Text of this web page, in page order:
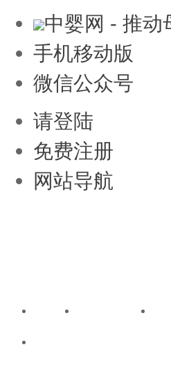
中婴网 - 推动
手机移动版
微信公众号
请登陆
免费注册
网站导航
首页 全国性连锁